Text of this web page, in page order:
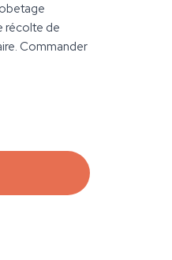
récolte de
Commander